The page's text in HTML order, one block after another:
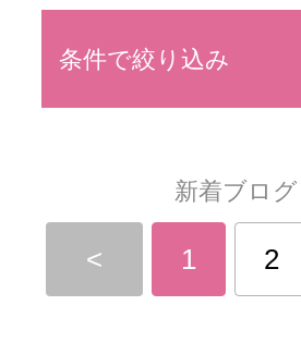
条件で絞り込み
新着ブロ
< 1 2